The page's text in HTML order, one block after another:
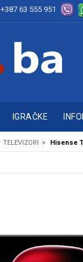
+387 63 555 951
IGRAČKE
TELEVIZORI » Hisense